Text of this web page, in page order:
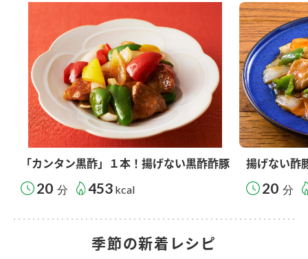
「カンタン黒酢」１本！揚げない黒酢酢豚
20 分 453 kcal
揚げない酢
20 分
季節の新着レシピ